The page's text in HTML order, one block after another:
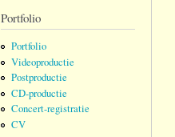
Portfolio
Portfolio
Videoproductie
Postproductie
CD-productie
Concert-registratie
CV